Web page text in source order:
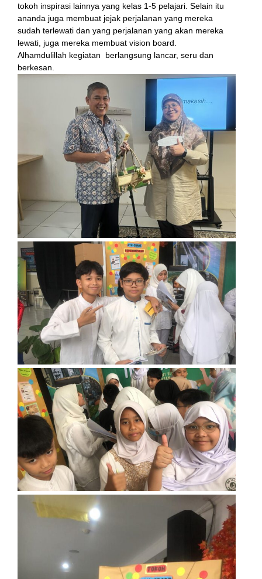
tokoh inspirasi lainnya yang kelas 1-5 pelajari. Selain itu
ananda juga membuat jejak perjalanan yang mereka
sudah terlewati dan yang perjalanan yang akan mereka
lewati, juga mereka membuat vision board.
Alhamdulillah kegiatan berlangsung lancar, seru dan
berkesan.